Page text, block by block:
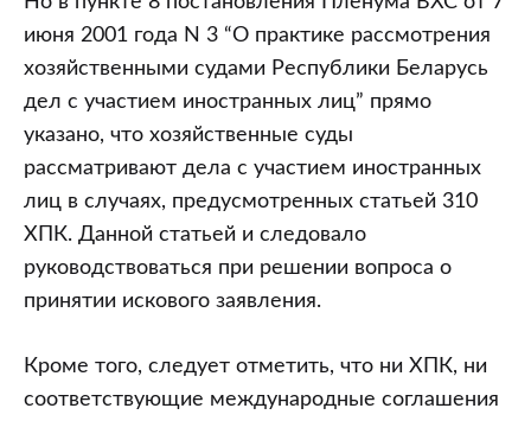
июня 2001 года N 3 “О практике рассмотрения
хозяйственными судами Республики Беларусь
дел с участием иностранных лиц” прямо
указано, что хозяйственные суды
рассматривают дела с участием иностранных
лиц в случаях, предусмотренных статьей 310
ХПК. Данной статьей и следовало
руководствоваться при решении вопроса о
принятии искового заявления.
Кроме того, следует отметить, что ни ХПК, ни
соответствующие международные соглашения